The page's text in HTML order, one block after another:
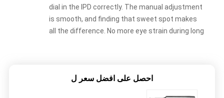
dial in the IPD correctly. The manual adjustment
is smooth, and finding that sweet spot makes
all the difference. No more eye strain during long
manual adjustment is smooth, and finding that
احصل على افضل سعر ل